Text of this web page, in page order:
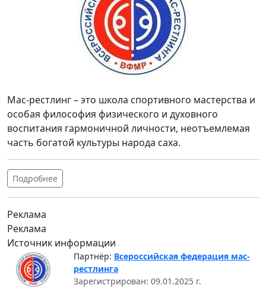
Мас-рестлинг – это школа спортивного мастерства и
особая философия физического и духовного
воспитания гармоничной личности, неотъемлемая
часть богатой культуры народа саха.
Подробнее
Реклама
Реклама
Источник информации
Партнёр: Всероссийская федерация мас-
рестлинга
Зарегистрирован: 09.01.2025 г.